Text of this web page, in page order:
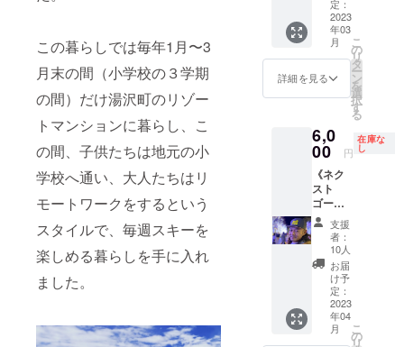
この暮らしでは毎年1月〜3
月末の間（小学校の３学期
の間）だけ湯沢町のリゾー
トマンションに暮らし、こ
の間、子供たちは地元の小
学校へ通い、大人たちはリ
モートワークをするという
スタイルで、毎週スキーを
楽しめる暮らしを手に入れ
ました。
ますの
で、あ
らかじ
めご了
さい。
保存方
法…冷
蔵保存
賞味期
限…発
送日よ
り2週間
に、お
早めに
上がり
くださ
い 原産
国…日
本 産
地…新
潟県 ※
原材料
及び添
加物等
の食品
表示は
ます。
・商
品ジャ
ンル…
「ベー
スボー
・数
量…１
個 ・
商品サ
イズ…
フリー
サイズ
・素
材…
100%
コット
ン ・
カラー
…ブ
ラック
perm
design.
の最新
作オリ
ジナル
ベース
ボール
プと テ
ンネン
パーマ
のイケ
さんか
ら感謝
の気持
ちを込
めて
メール
を送り
ます。
・商品
ジャン
ル…
定：
2023
年03
月
詳細を見る
こ
の
リ
タ
ー
ン
を
選
択
す
る
6,0
00 円
在庫な
し
《ネク
スト
ゴール
追加リ
ター
ン！》
【TPD
新作
ベース
ボール
キャッ
支援
者：
10人
お届
け予
定：
2023
年04
月
こ
の
リ